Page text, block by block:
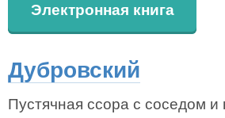
Электронная книга
Дубровский
Пустячная ссора с соседом и